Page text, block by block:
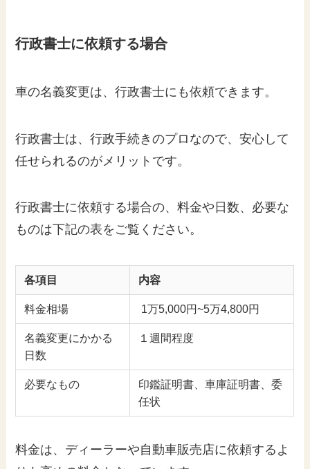
行政書士に依頼する場合
車の名義変更は、行政書士にも依頼できます。
行政書士は、行政手続きのプロなので、安心して
任せられるのがメリットです。
行政書士に依頼する場合の、料金や日数、必要な
ものは下記の表をご覧ください。
各項目 内容
料金相場 1万5,000円~5万4,800円
名義変更にかかる
日数
１週間程度
必要なもの
印鑑証明書、車庫証明書、委
任状
料金は、ディーラーや自動車販売店に依頼するよ